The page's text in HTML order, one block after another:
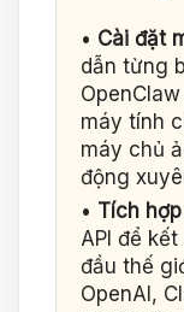
• Cài đặt
dẫn từng
máy tính
máy chủ
động
• Tích
API để
đầu thế
OpenAI,